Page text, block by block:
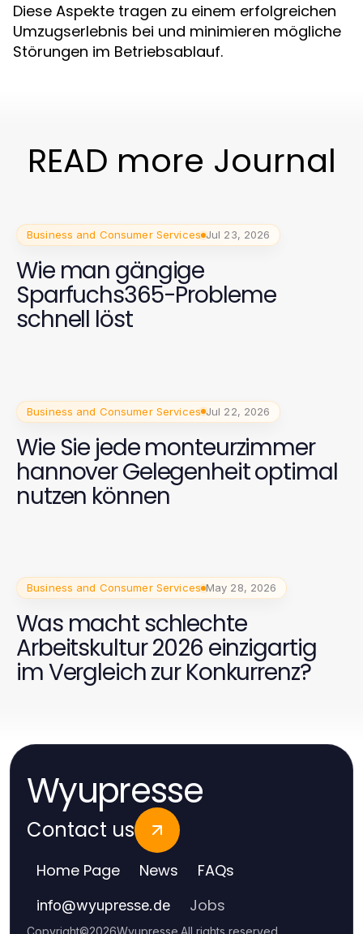
Diese Aspekte tragen zu einem erfolgreichen
Umzugserlebnis bei und minimieren mögliche
Störungen im Betriebsablauf.
READ more Journal
Business and Consumer Services Jul 23, 2026
Wie man gängige
Sparfuchs365-Probleme
schnell löst
Business and Consumer Services Jul 22, 2026
Wie Sie jede monteurzimmer
hannover Gelegenheit optimal
nutzen können
Business and Consumer Services May 28, 2026
Was macht schlechte
Arbeitskultur 2026 einzigartig
im Vergleich zur Konkurrenz?
Wyupresse
Contact us
Home Page News FAQs
info@wyupresse.de Jobs